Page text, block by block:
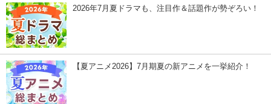
2026年7月夏ドラマも、注目作＆話題作が勢ぞろい！
【夏アニメ2026】7月期夏の新アニメを一挙紹介！